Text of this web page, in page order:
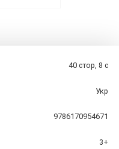
40 стор, 8 с
Укр
9786170954671
3+